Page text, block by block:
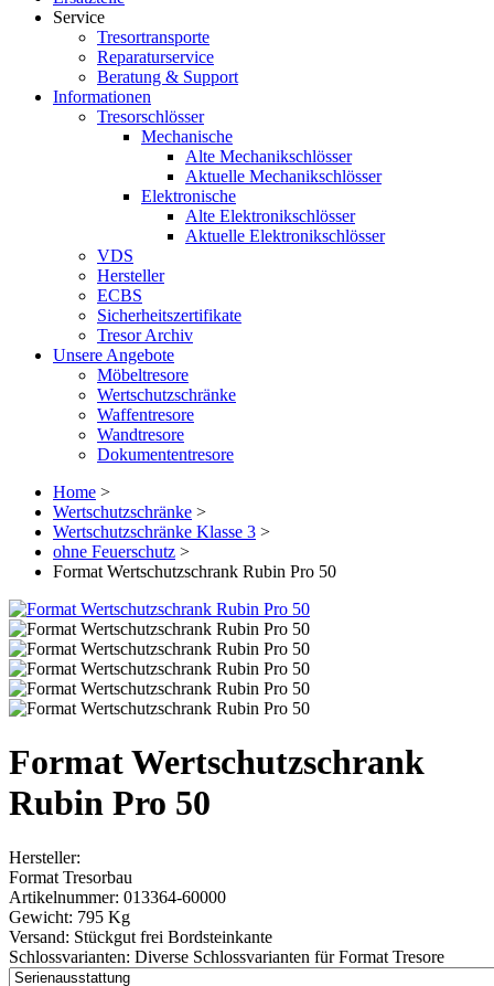
Service
Tresortransporte
Reparaturservice
Beratung & Support
Informationen
Tresorschlösser
Mechanische
Alte Mechanikschlösser
Aktuelle Mechanikschlösser
Elektronische
Alte Elektronikschlösser
Aktuelle Elektronikschlösser
VDS
Hersteller
ECBS
Sicherheitszertifikate
Tresor Archiv
Unsere Angebote
Möbeltresore
Wertschutzschränke
Waffentresore
Wandtresore
Dokumententresore
Home >
Wertschutzschränke >
Wertschutzschränke Klasse 3 >
ohne Feuerschutz >
Format Wertschutzschrank Rubin Pro 50
Format Wertschutzschrank
Rubin Pro 50
Hersteller:
Format Tresorbau
Artikelnummer: 013364-60000
Gewicht: 795 Kg
Versand: Stückgut frei Bordsteinkante
Schlossvarianten: Diverse Schlossvarianten für Format Tresore